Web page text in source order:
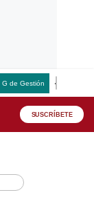
G de Gestión
SUSCRÍBETE